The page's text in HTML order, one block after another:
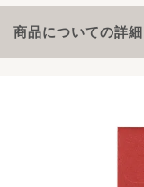
商品についての詳細